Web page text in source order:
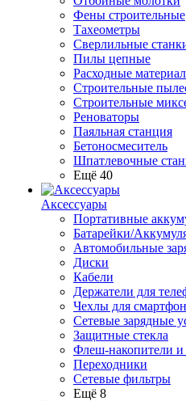
Фены строительные
Тахеометры
Сверлильные
Пилы цепные
Расходные
Строительные
Строительные
Реноваторы
Паяльная станция
Бетоносмеситель
Шпатлевочные
Ещё 40
Аксессуары
Портативные
Батарейки/
Автомобильные
Диски
Кабели
Держатели для
Чехлы для
Сетевые зарядные
Защитные стекла
Флеш-накопители и
Переходники
Сетевые фильтры
Ещё 8